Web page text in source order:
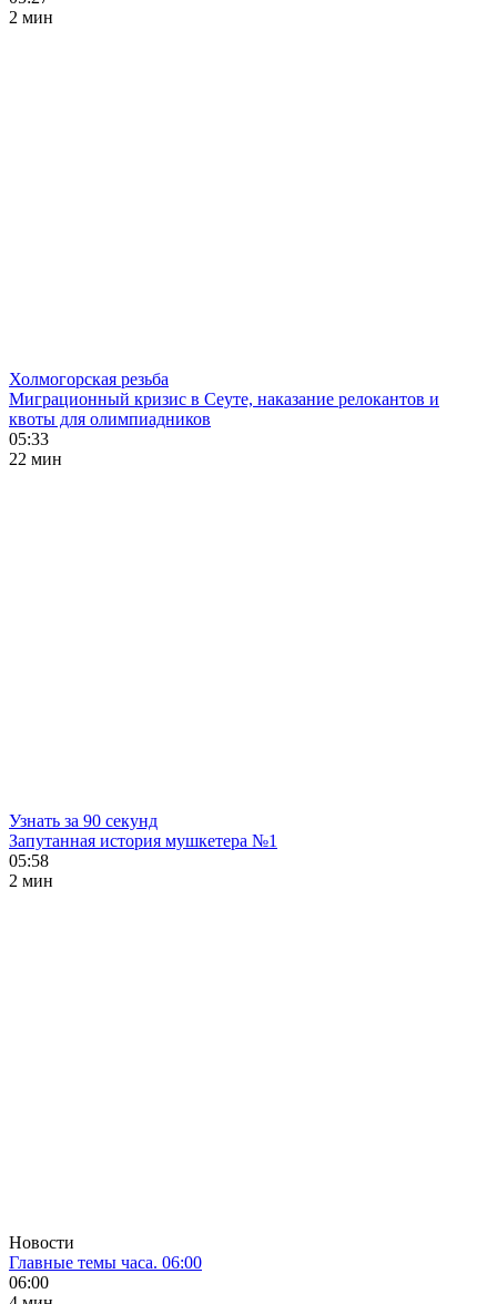
2 мин
Холмогорская резьба
Миграционный кризис в Сеуте, наказание релокантов и
квоты для олимпиадников
05:33
22 мин
Узнать за 90 секунд
Запутанная история мушкетера №1
05:58
2 мин
Новости
Главные темы часа. 06:00
06:00